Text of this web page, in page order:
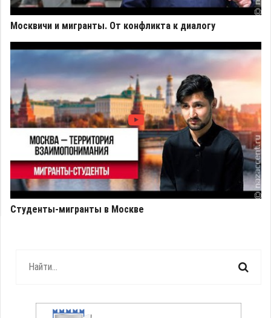
Москвичи и мигранты. От конфликта к диалогу
Студенты-мигранты в Москве